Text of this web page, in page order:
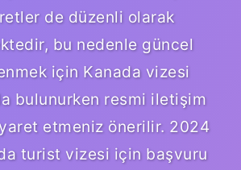
de düzenli olarak
bu nedenle güncel
için Kanada vizesi
bulunurken resmi iletişim
etmeniz önerilir. 2024
turist vizesi için başvuru